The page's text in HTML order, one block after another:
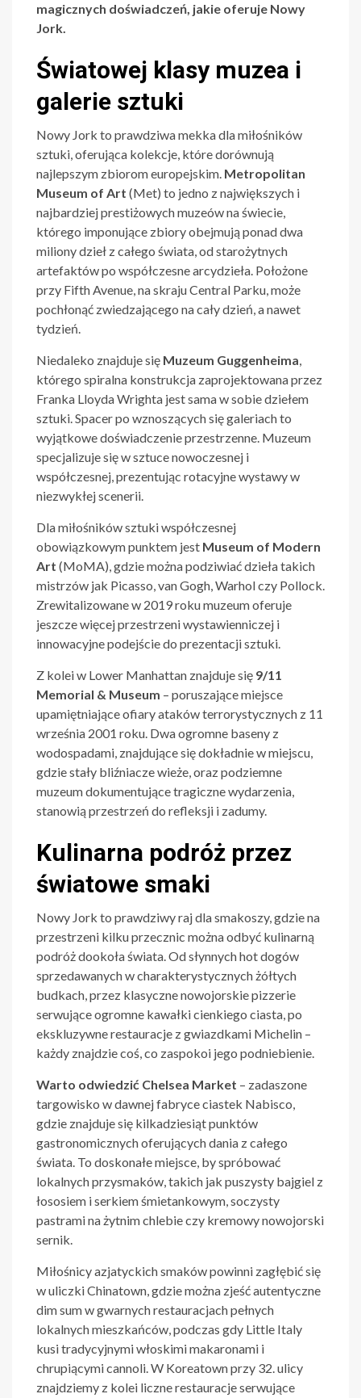
magicznych doświadczeń, jakie oferuje Nowy
Jork.
Światowej klasy muzea i
galerie sztuki
Nowy Jork to prawdziwa mekka dla miłośników
sztuki, oferująca kolekcje, które dorównują
najlepszym zbiorom europejskim. Metropolitan
Museum of Art (Met) to jedno z największych i
najbardziej prestiżowych muzeów na świecie,
którego imponujące zbiory obejmują ponad dwa
miliony dzieł z całego świata, od starożytnych
artefaktów po współczesne arcydzieła. Położone
przy Fifth Avenue, na skraju Central Parku, może
pochłonąć zwiedzającego na cały dzień, a nawet
tydzień.
Niedaleko znajduje się Muzeum Guggenheima,
którego spiralna konstrukcja zaprojektowana przez
Franka Lloyda Wrighta jest sama w sobie dziełem
sztuki. Spacer po wznoszących się galeriach to
wyjątkowe doświadczenie przestrzenne. Muzeum
specjalizuje się w sztuce nowoczesnej i
współczesnej, prezentując rotacyjne wystawy w
niezwykłej scenerii.
Dla miłośników sztuki współczesnej
obowiązkowym punktem jest Museum of Modern
Art (MoMA), gdzie można podziwiać dzieła takich
mistrzów jak Picasso, van Gogh, Warhol czy Pollock.
Zrewitalizowane w 2019 roku muzeum oferuje
jeszcze więcej przestrzeni wystawienniczej i
innowacyjne podejście do prezentacji sztuki.
Z kolei w Lower Manhattan znajduje się 9/11
Memorial & Museum – poruszające miejsce
upamiętniające ofiary ataków terrorystycznych z 11
września 2001 roku. Dwa ogromne baseny z
wodospadami, znajdujące się dokładnie w miejscu,
gdzie stały bliźniacze wieże, oraz podziemne
muzeum dokumentujące tragiczne wydarzenia,
stanowią przestrzeń do refleksji i zadumy.
Kulinarna podróż przez
światowe smaki
Nowy Jork to prawdziwy raj dla smakoszy, gdzie na
przestrzeni kilku przecznic można odbyć kulinarną
podróż dookoła świata. Od słynnych hot dogów
sprzedawanych w charakterystycznych żółtych
budkach, przez klasyczne nowojorskie pizzerie
serwujące ogromne kawałki cienkiego ciasta, po
ekskluzywne restauracje z gwiazdkami Michelin –
każdy znajdzie coś, co zaspokoi jego podniebienie.
Warto odwiedzić Chelsea Market – zadaszone
targowisko w dawnej fabryce ciastek Nabisco,
gdzie znajduje się kilkadziesiąt punktów
gastronomicznych oferujących dania z całego
świata. To doskonałe miejsce, by spróbować
lokalnych przysmaków, takich jak puszysty bajgiel z
łososiem i serkiem śmietankowym, soczysty
pastrami na żytnim chlebie czy kremowy nowojorski
sernik.
Miłośnicy azjatyckich smaków powinni zagłębić się
w uliczki Chinatown, gdzie można zjeść autentyczne
dim sum w gwarnych restauracjach pełnych
lokalnych mieszkańców, podczas gdy Little Italy
kusi tradycyjnymi włoskimi makaronami i
chrupiącymi cannoli. W Koreatown przy 32. ulicy
znajdziemy z kolei liczne restauracje serwujące